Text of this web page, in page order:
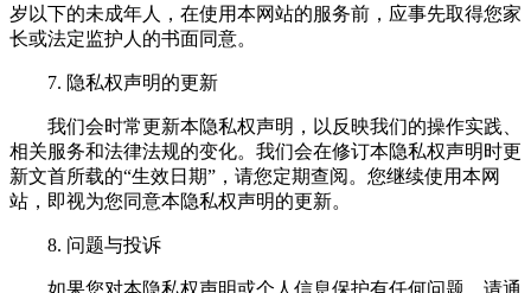
岁以下的未成年人，在使用本网站的服务前，应事先取得您家
长或法定监护人的书面同意。
7. 隐私权声明的更新
我们会时常更新本隐私权声明，以反映我们的操作实践、
相关服务和法律法规的变化。我们会在修订本隐私权声明时更
新文首所载的“生效日期”，请您定期查阅。您继续使用本网
站，即视为您同意本隐私权声明的更新。
8. 问题与投诉
如果您对本隐私权声明或个人信息保护有任何问题，请通